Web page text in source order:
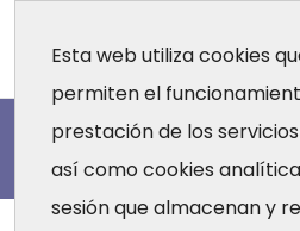
Esta web utiliza cookies
permiten el
prestación de los
así como cookies
sesión que almacenan y
Actualidad